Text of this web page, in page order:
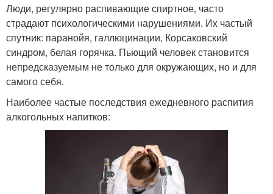
Люди, регулярно распивающие спиртное, часто
страдают психологическими нарушениями. Их частый
спутник: паранойя, галлюцинации, Корсаковский
синдром, белая горячка. Пьющий человек становится
непредсказуемым не только для окружающих, но и для
самого себя.
Наиболее частые последствия ежедневного распития
алкогольных напитков: